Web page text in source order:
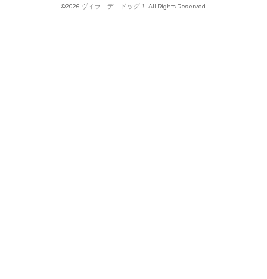
©2026 ヴィラ デ ドッグ！ . All Rights Reserved.